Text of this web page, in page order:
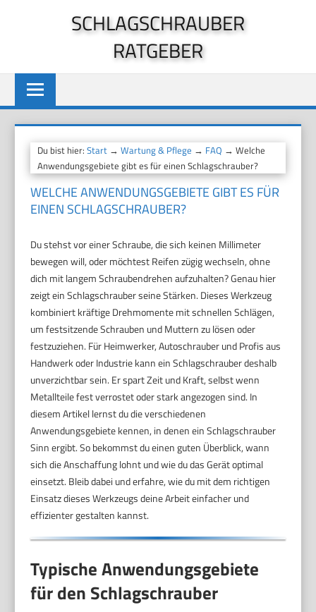
SCHLAGSCHRAUBER
RATGEBER
Du bist hier:Start →Wartung & Pflege → FAQ → Welche
Anwendungsgebiete gibt es für einen Schlagschrauber?
WELCHE ANWENDUNGSGEBIETE GIBT ES FÜR
EINEN SCHLAGSCHRAUBER?
Du stehst vor einer Schraube, die sich keinen Millimeter
bewegen will, oder möchtest Reifen zügig wechseln, ohne
dich mit langem Schraubendrehen aufzuhalten? Genau hier
zeigt ein Schlagschrauber seine Stärken. Dieses Werkzeug
kombiniert kräftige Drehmomente mit schnellen Schlägen,
um festsitzende Schrauben und Muttern zu lösen oder
festzuziehen. Für Heimwerker, Autoschrauber und Profis aus
Handwerk oder Industrie kann ein Schlagschrauber deshalb
unverzichtbar sein. Er spart Zeit und Kraft, selbst wenn
Metallteile fest verrostet oder stark angezogen sind. In
diesem Artikel lernst du die verschiedenen
Anwendungsgebiete kennen, in denen ein Schlagschrauber
Sinn ergibt. So bekommst du einen guten Überblick, wann
sich die Anschaffung lohnt und wie du das Gerät optimal
einsetzt. Bleib dabei und erfahre, wie du mit dem richtigen
Einsatz dieses Werkzeugs deine Arbeit einfacher und
effizienter gestalten kannst.
Typische Anwendungsgebiete
für den Schlagschrauber